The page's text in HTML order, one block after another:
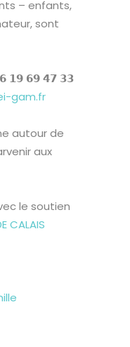
– enfants,
sont
𝟭𝟵 𝟲𝟵 𝟰𝟳 𝟯𝟯
gam.fr
autour de
aux
le soutien
CALAIS